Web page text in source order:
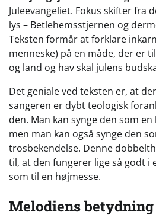
Juleevangeliet. Fokus skifter fra
lys – Betlehemsstjernen og
Teksten formår at forklare
menneske) på en måde, der er
og land og hav skal julens
Det geniale ved teksten er, at
sangeren er dybt teologisk
den. Man kan synge den som
men man kan også synge den
trosbekendelse. Denne
til, at den fungerer lige så godt i
som til en højmesse.
Melodiens